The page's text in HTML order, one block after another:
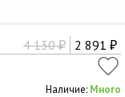
4 130₽ 2 891 ₽
Наличие: Много